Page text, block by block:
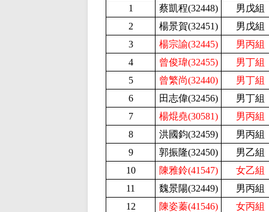
1
蔡凱程(32448)
男戊組
2
楊景賀(32451)
男戊組
3
楊宗諭(32445)
男丙組
4
曾俊瑋(32455)
男丁組
5
曾繁尚(32440)
男丁組
6
田志偉(32456)
男丁組
7
楊焜堯(30581)
男丙組
8
洪國鈞(32459)
男丙組
9
郭振隆(32450)
男乙組
10
陳雅鈴(41547)
女乙組
11
魏景陽(32449)
男丙組
12
陳姿蓁(41546)
女丙組